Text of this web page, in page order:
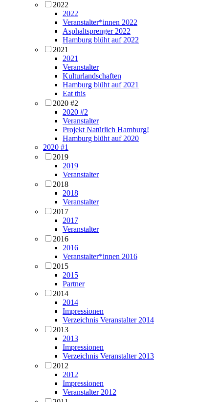
2022
2022
Veranstalter*innen 2022
Asphaltsprenger 2022
Hamburg blüht auf 2022
2021
2021
Veranstalter
Kulturlandschaften
Hamburg blüht auf 2021
Eat this
2020 #2
2020 #2
Veranstalter
Projekt Natürlich Hamburg!
Hamburg blüht auf 2020
2020 #1
2019
2019
Veranstalter
2018
2018
Veranstalter
2017
2017
Veranstalter
2016
2016
Veranstalter*innen 2016
2015
2015
Partner
2014
2014
Impressionen
Verzeichnis Veranstalter 2014
2013
2013
Impressionen
Verzeichnis Veranstalter 2013
2012
2012
Impressionen
Veranstalter 2012